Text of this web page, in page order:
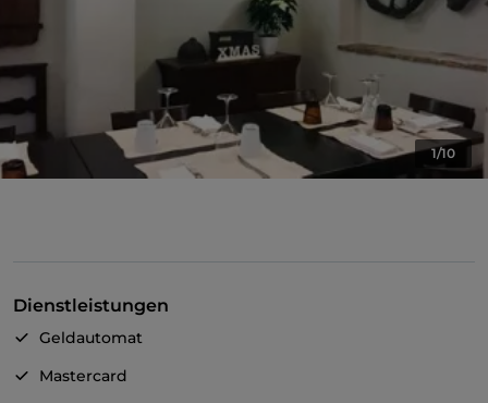
1/10
Dienstleistungen
Geldautomat
Mastercard